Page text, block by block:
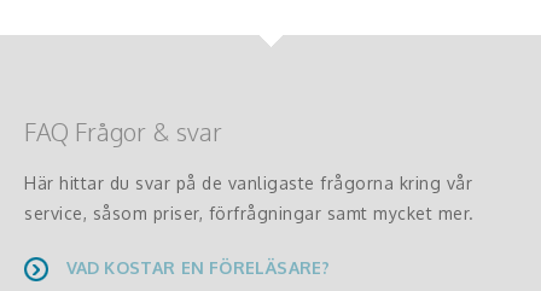
FAQ Frågor & svar
Här hittar du svar på de vanligaste frågorna kring vår
service, såsom priser, förfrågningar samt mycket mer.
VAD KOSTAR EN FÖRELÄSARE?